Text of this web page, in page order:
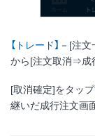
【トレード】 －[注
から[注文取消⇒成
[取消確定]をタッ
継いだ成行注文画